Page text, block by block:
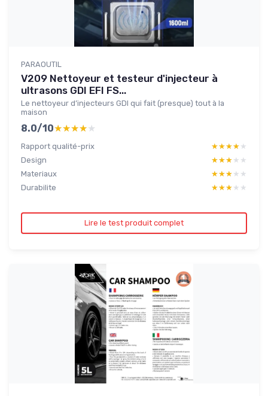
PARAOUTIL
V209 Nettoyeur et testeur d'injecteur à
ultrasons GDI EFI FS...
Le nettoyeur d’injecteurs GDI qui fait (presque) tout à la
maison
8.0/10★★★★★
★★★★★
Rapport qualité-prix ★★★★★
★★★★★
Design
★★★★★
★★★★★
Materiaux
★★★★★
★★★★★
Durabilite
★★★★★
★★★★★
Lire le test produit complet